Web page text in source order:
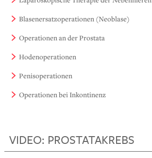
Blasenersatzoperationen (Neoblase)
Operationen an der Prostata
Hodenoperationen
Penisoperationen
Operationen bei Inkontinenz
VIDEO: PROSTATAKREBS